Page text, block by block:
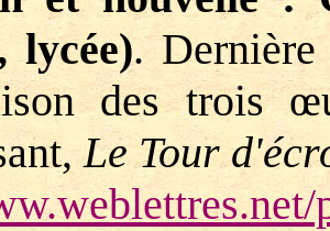
lycée).
des trois
Le Tour